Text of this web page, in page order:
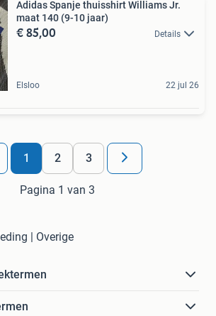
Adidas Spanje thuisshirt Williams Jr.
maat 140 (9-10 jaar)
€ 85,00 Details
Elsloo 22 jul 26
1 2 3
Pagina 1 van 3
| Overige